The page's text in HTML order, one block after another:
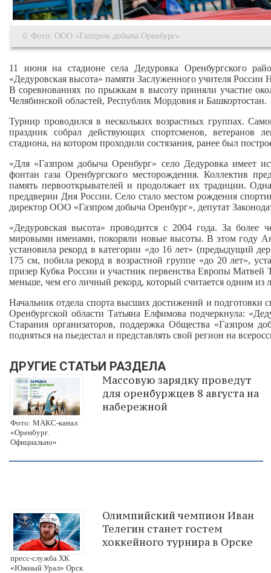
© Фото: ООО «Газпром добыча Оренбург»
11 июня на стадионе села Дедуровка Оренбургского
«Дедуровская высота» памяти Заслуженного учителя России
В соревнованиях по прыжкам в высоту приняли участие
Челябинской областей, Республик Мордовия и Башкортостан.
Турнир проводился в нескольких возрастных группах.
праздник собрал действующих спортсменов, ветеранов
стадиона, на котором проходили состязания, ранее был
«Для «Газпром добыча Оренбург» село Дедуровка имеет
фонтан газа Оренбургского месторождения. Коллектив
память первооткрывателей и продолжает их традиции.
преддверии Дня России. Село стало местом рождения
директор ООО «Газпром добыча Оренбург», депутат
«Дедуровская высота» проводится с 2004 года. За
мировыми именами, покоряли новые высоты. В этом году
установила рекорд в категории «до 16 лет» (предыдущий
175 см, побила рекорд в возрастной группе «до 20 лет»,
призер Кубка России и участник первенства Европы
меньше, чем его личный рекорд, который считается одним из
Начальник отдела спорта высших достижений и подготовки
Оренбургской области Татьяна Елфимова подчеркнула:
Старания организаторов, поддержка Общества «Газпром
подняться на пьедестал и представлять свой регион на
ДРУГИЕ СТАТЬИ РАЗДЕЛА
Фото: МАКС-канал
«Оренбург.
Официально»
Массовую зарядку проведут
для оренбуржцев 8 августа на
набережной
пресс-служба ХК
«Южный Урал» Орск
Олимпийский чемпион Иван
Телегин станет гостем
хоккейного турнира в Орске